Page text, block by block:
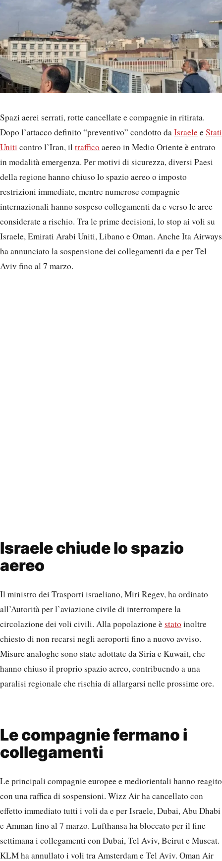
Spazi aerei serrati, rotte cancellate e compagnie in ritirata.
Dopo l’attacco definito “preventivo” condotto daIsraeleeStati
Uniti contro l’Iran, iltraffico aereo in Medio Oriente è entrato
in modalità emergenza. Per motivi di sicurezza, diversi Paesi
della regione hanno chiuso lo spazio aereo o imposto
restrizioni immediate, mentre numerose compagnie
internazionali hanno sospeso collegamenti da e verso le aree
considerate a rischio. Tra le prime decisioni, lo stop ai voli su
Israele, Emirati Arabi Uniti, Libano e Oman. Anche Ita Airways
ha annunciato la sospensione dei collegamenti da e per Tel
Aviv fino al 7 marzo.
Israele chiude lo spazio
aereo
Il ministro dei Trasporti israeliano, Miri Regev, ha ordinato
all’Autorità per l’aviazione civile di interrompere la
circolazione dei voli civili. Alla popolazione èstato inoltre
chiesto di non recarsi negli aeroporti fino a nuovo avviso.
Misure analoghe sono state adottate da Siria e Kuwait, che
hanno chiuso il proprio spazio aereo, contribuendo a una
paralisi regionale che rischia di allargarsi nelle prossime ore.
Le compagnie fermano i
collegamenti
Le principali compagnie europee e mediorientali hanno reagito
con una raffica di sospensioni. Wizz Air ha cancellato con
effetto immediato tutti i voli da e per Israele, Dubai, Abu Dhabi
e Amman fino al 7 marzo. Lufthansa ha bloccato per il fine
settimana i collegamenti con Dubai, Tel Aviv, Beirut e Muscat.
KLM ha annullato i voli tra Amsterdam e Tel Aviv. Oman Air